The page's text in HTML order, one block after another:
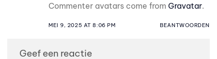
Commenter avatars come from Gravatar.
MEI 9, 2025 AT 8:06 PM BEANTWOORDEN
Geef een reactie